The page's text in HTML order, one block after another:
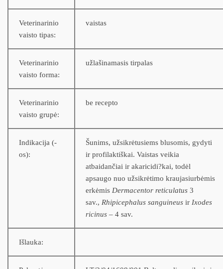
Veterinarinio
vaisto tipas:
vaistas
Veterinarinio
vaisto forma:
užlašinamasis tirpalas
Veterinarinio
vaisto grupė:
be recepto
Indikacija (-
os):
Šunims, užsikrėtusiems blusomis, gydyti
ir profilaktiškai. Vaistas veikia
atbaidančiai ir akaricidi?kai, todėl
apsaugo nuo užsikrėtimo kraujasiurbėmis
erkėmis Dermacentor reticulatus 3
sav., Rhipicephalus sanguineus ir Ixodes
ricinus – 4 sav.
Išlauka: